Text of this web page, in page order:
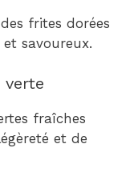
frites dorées
savoureux.
verte
fraîches
et de